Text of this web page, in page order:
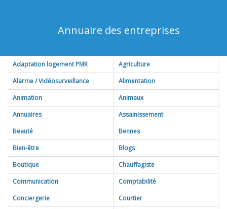
Annuaire des entreprises
Adaptation logement PMR
Agriculture
Alarme / Vidéosurveillance
Alimentation
Bar(4)
Boucherie(2)
Epicerie
Animation
Animaux
Accessoires(3)
Animalerie(3)
Toiletteur
Annuaires
Assainissement
Beauté
Coiffeur
Esthéticiennes(9)
Institut de beauté
Maquillage(2)
Bennes
Bien-être
Blogs
Boutique
Autre(4)
Bijouterie(7)
Ceremonies
Chauffagiste
Communication
Comptabilité
Conciergerie
Courtier